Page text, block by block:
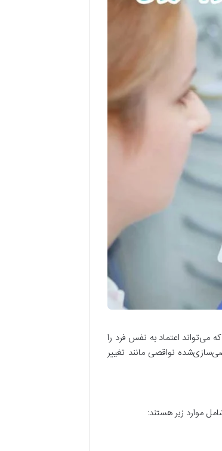
اعتماد به نفس فرد را
نواقصی مانند تغییر
موارد زیر هستند: